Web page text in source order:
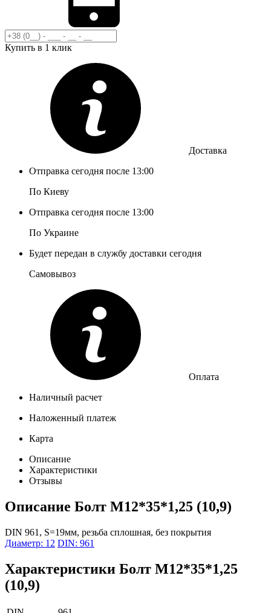
Купить в 1 клик
Доставка
Отправка сегодня после 13:00
По Киеву
Отправка сегодня после 13:00
По Украине
Будет передан в службу доставки сегодня
Самовывоз
Оплата
Наличный расчет
Наложенный платеж
Карта
Описание
Характеристики
Отзывы
Описание Болт М12*35*1,25 (10,9)
DIN 961, S=19мм, резьба сплошная, без покрытия
Диаметр: 12 DIN: 961
Характеристики Болт М12*35*1,25
(10,9)